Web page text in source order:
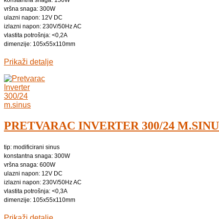
vršna snaga: 300W
ulazni napon: 12V DC
izlazni napon: 230V/50Hz AC
vlastita potrošnja: <0,2A
dimenzije: 105x55x110mm
Prikaži detalje
PRETVARAC INVERTER 300/24
tip: modificirani sinus
konstantna snaga: 300W
vršna snaga: 600W
ulazni napon: 12V DC
izlazni napon: 230V/50Hz AC
vlastita potrošnja: <0,3A
dimenzije: 105x55x110mm